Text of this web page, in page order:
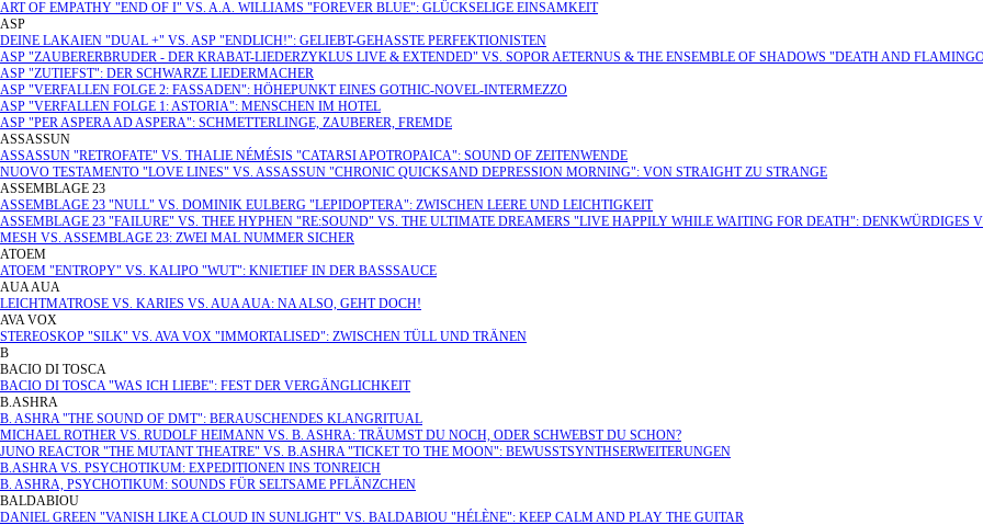
ART OF EMPATHY "END OF I" VS. A.A. WILLIAMS "FOREVER BLUE": GLÜCKSELIGE EINSAMKEIT
ASP
DEINE LAKAIEN "DUAL +" VS. ASP "ENDLICH!": GELIEBT-GEHASSTE PERFEKTIONISTEN
ASP "ZAUBERERBRUDER - DER KRABAT-LIEDERZYKLUS LIVE & EXTENDED" VS. SOPOR AETERNUS & THE ENSEMBLE OF SHADOWS "DEATH AND
ASP "ZUTIEFST": DER SCHWARZE LIEDERMACHER
ASP "VERFALLEN FOLGE 2: FASSADEN": HÖHEPUNKT EINES GOTHIC-NOVEL-INTERMEZZO
ASP "VERFALLEN FOLGE 1: ASTORIA": MENSCHEN IM HOTEL
ASP "PER ASPERA AD ASPERA": SCHMETTERLINGE, ZAUBERER, FREMDE
ASSASSUN
ASSASSUN "RETROFATE" VS. THALIE NÉMÉSIS "CATARSI APOTROPAICA": SOUND OF ZEITENWENDE
NUOVO TESTAMENTO "LOVE LINES" VS. ASSASSUN "CHRONIC QUICKSAND DEPRESSION MORNING": VON STRAIGHT ZU STRANGE
ASSEMBLAGE 23
ASSEMBLAGE 23 "NULL" VS. DOMINIK EULBERG "LEPIDOPTERA": ZWISCHEN LEERE UND LEICHTIGKEIT
ASSEMBLAGE 23 "FAILURE" VS. THEE HYPHEN "RE:SOUND" VS. THE ULTIMATE DREAMERS "LIVE HAPPILY WHILE WAITING FOR DEATH": DENKWÜRDIGES
MESH VS. ASSEMBLAGE 23: ZWEI MAL NUMMER SICHER
ATOEM
ATOEM "ENTROPY" VS. KALIPO "WUT": KNIETIEF IN DER BASSSAUCE
AUA AUA
LEICHTMATROSE VS. KARIES VS. AUA AUA: NA ALSO, GEHT DOCH!
AVA VOX
STEREOSKOP "SILK" VS. AVA VOX "IMMORTALISED": ZWISCHEN TÜLL UND TRÄNEN
B
BACIO DI TOSCA
BACIO DI TOSCA "WAS ICH LIEBE": FEST DER VERGÄNGLICHKEIT
B.ASHRA
B. ASHRA "THE SOUND OF DMT": BERAUSCHENDES KLANGRITUAL
MICHAEL ROTHER VS. RUDOLF HEIMANN VS. B. ASHRA: TRÄUMST DU NOCH, ODER SCHWEBST DU SCHON?
JUNO REACTOR "THE MUTANT THEATRE" VS. B.ASHRA "TICKET TO THE MOON": BEWUSSTSYNTHSERWEITERUNGEN
B.ASHRA VS. PSYCHOTIKUM: EXPEDITIONEN INS TONREICH
B. ASHRA, PSYCHOTIKUM: SOUNDS FÜR SELTSAME PFLÄNZCHEN
BALDABIOU
DANIEL GREEN "VANISH LIKE A CLOUD IN SUNLIGHT" VS. BALDABIOU "HÉLÈNE": KEEP CALM AND PLAY THE GUITAR